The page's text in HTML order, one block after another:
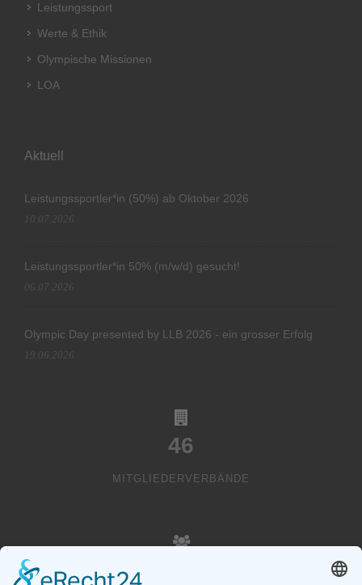
Leistungssport
Werte & Ethik
Olympische Missionen
LOA
Aktuell
Leistungssportler*in (50%) ab Oktober 2026
10.07.2026
Leistungssportler*in 50% (m/w/d) gesucht!
06.07.2026
Olympic Day presented by LLB 2026 - ein grosser Erfolg
19.06.2026
46
MITGLIEDERVERBÄNDE